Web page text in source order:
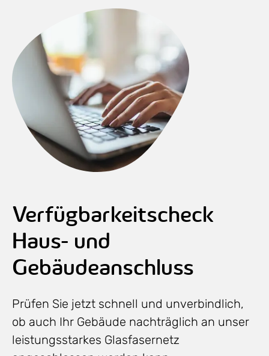
Verfügbarkeitscheck
Haus- und
Gebäudeanschluss
Prüfen Sie jetzt schnell und unverbindlich,
ob auch Ihr Gebäude nachträglich an unser
leistungsstarkes Glasfasernetz